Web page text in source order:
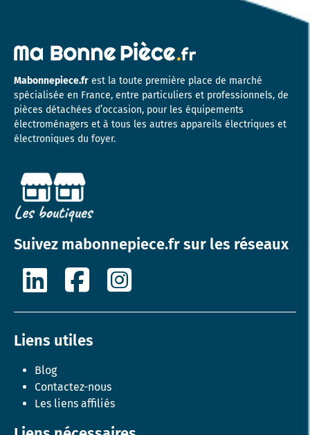
Mabonnepiece.fr est la toute première place de marché
spécialisée en France, entre particuliers et professionnels, de
pièces détachées d’occasion, pour les équipements
électroménagers et à tous les autres appareils électriques et
électroniques du foyer.
Suivez mabonnepiece.fr sur les réseaux
Liens utiles
Blog
Contactez-nous
Les liens affiliés